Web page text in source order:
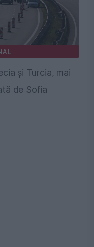
și Turcia, mai
de Sofia